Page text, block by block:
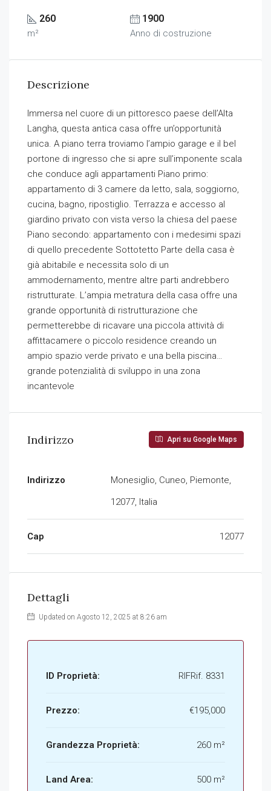
260
m²
1900
Anno di costruzione
Descrizione
Immersa nel cuore di un pittoresco paese dell’Alta
Langha, questa antica casa offre un’opportunità
unica. A piano terra troviamo l’ampio garage e il bel
portone di ingresso che si apre sull’imponente scala
che conduce agli appartamenti Piano primo:
appartamento di 3 camere da letto, sala, soggiorno,
cucina, bagno, ripostiglio. Terrazza e accesso al
giardino privato con vista verso la chiesa del paese
Piano secondo: appartamento con i medesimi spazi
di quello precedente Sottotetto Parte della casa è
già abitabile e necessita solo di un
ammodernamento, mentre altre parti andrebbero
ristrutturate. L’ampia metratura della casa offre una
grande opportunità di ristrutturazione che
permetterebbe di ricavare una piccola attività di
affittacamere o piccolo residence creando un
ampio spazio verde privato e una bella piscina…
grande potenzialità di sviluppo in una zona
incantevole
Indirizzo Apri su Google Maps
Indirizzo
Monesiglio, Cuneo, Piemonte,
12077, Italia
Cap 12077
Dettagli
Updated on Agosto 12, 2025 at 8:26 am
ID Proprietà: RIFRif. 8331
Prezzo: €195,000
Grandezza Proprietà: 260 m²
Land Area: 500 m²